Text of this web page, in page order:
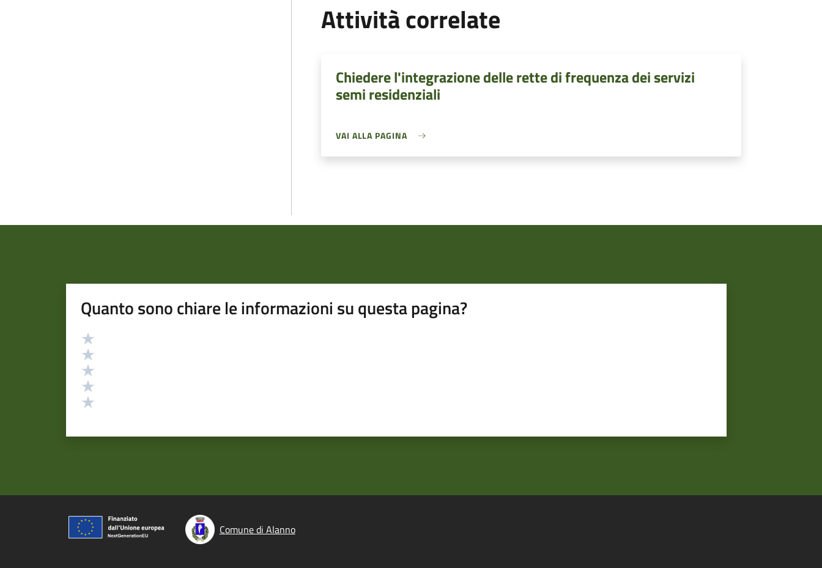
Attività correlate
Chiedere l'integrazione delle rette di frequenza dei servizi
semi residenziali
VAI ALLA PAGINA
Quanto sono chiare le informazioni su questa pagina?
Valutazione
Comune di Alanno